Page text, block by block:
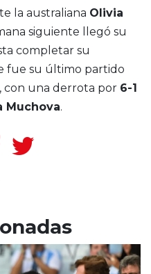
la australiana Olivia
siguiente llegó su
completar su
fue su último partido
con una derrota por 6-1
Muchova.